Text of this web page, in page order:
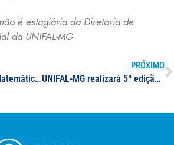
é estagiária da Diretoria de
da UNIFAL-MG
Projeto “Conversas Matemática” recebe medalha por trabalho realizado com idosos no 13º Encontro Nacional de Educação Matemática
PRÓXIMO
UNIFAL-MG realizará 5ª edição do Simpósio Integrado em outubro; as inscrições para submissão do trabalho já estão abertas